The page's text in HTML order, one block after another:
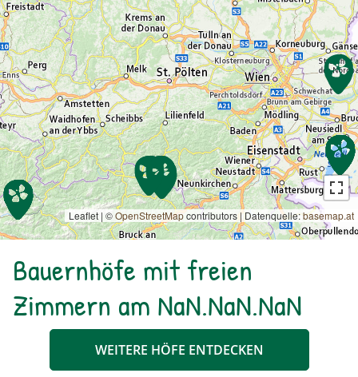
Leaflet | ©OpenStreetMapcontributors | Datenquelle:basemap.at
Bauernhöfe mit freien
Zimmern am NaN.NaN.NaN
WEITERE HÖFE ENTDECKEN